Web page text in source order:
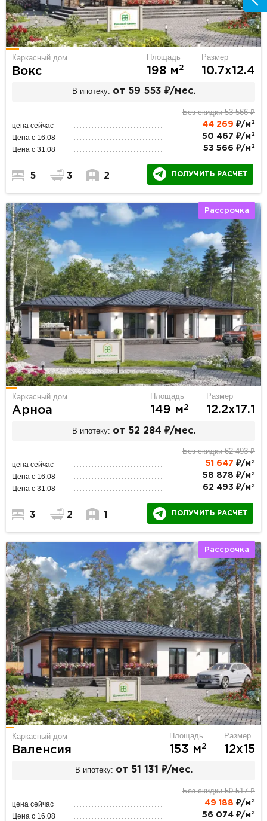
Каркасный дом
Вокс
Площадь
198 м2
Размер
10.7х12.4
В ипотеку: от 59 553 ₽/мес.
Без скидки 53 566 ₽
цена сейчас 44 269 ₽/м 2
Цена с 16.08 50 467 ₽/м 2
Цена с 31.08 53 566 ₽/м 2
5 3 2 ПОЛУЧИТЬ РАСЧЕТ
Рассрочка
Каркасный дом
Арноа
Площадь
149 м2
Размер
12.2х17.1
В ипотеку: от 52 284 ₽/мес.
Без скидки 62 493 ₽
цена сейчас 51 647 ₽/м 2
Цена с 16.08 58 878 ₽/м 2
Цена с 31.08 62 493 ₽/м 2
3 2 1 ПОЛУЧИТЬ РАСЧЕТ
Рассрочка
Каркасный дом
Валенсия
Площадь
153 м2
Размер
12х15
В ипотеку: от 51 131 ₽/мес.
Без скидки 59 517 ₽
цена сейчас 49 188 ₽/м 2
Цена с 16.08 56 074 ₽/м 2